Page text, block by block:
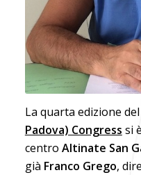
La quarta edizione del
Padova) Congress si
centro Altinate San
già Franco Grego,